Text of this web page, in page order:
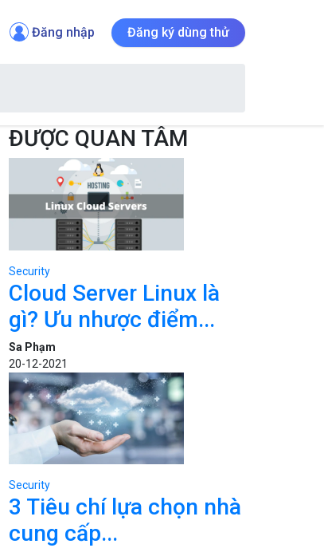
Đăng nhập Đăng ký dùng thử
ĐƯỢC QUAN TÂM
Security
Cloud Server Linux là
gì? Ưu nhược điểm...
Sa Phạm
20-12-2021
Security
3 Tiêu chí lựa chọn nhà
cung cấp...